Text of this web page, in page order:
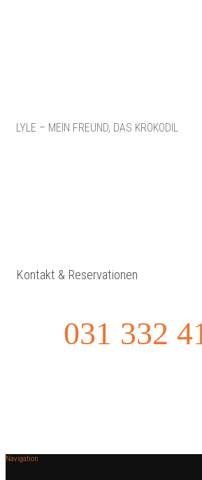
LYLE – MEIN FREUND, DAS KROKODIL
Kontakt & Reservationen
031 332
Navigation